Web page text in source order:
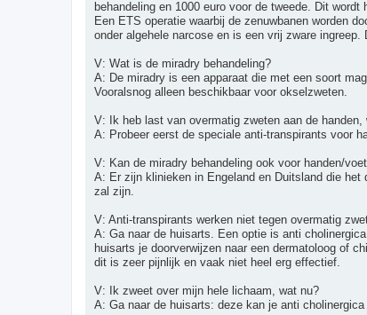
behandeling en 1000 euro voor de tweede. Dit wordt
Een ETS operatie waarbij de zenuwbanen worden
onder algehele narcose en is een vrij zware
V: Wat is de miradry behandeling?
A: De miradry is een apparaat die met een soort
Vooralsnog alleen beschikbaar voor okselzweten.
V: Ik heb last van overmatig zweten aan de handen,
A: Probeer eerst de speciale anti-transpirants voor
V: Kan de miradry behandeling ook voor handen/
A: Er zijn klinieken in Engeland en Duitsland die
zal zijn.
V: Anti-transpirants werken niet tegen overmatig
A: Ga naar de huisarts. Een optie is anti
huisarts je doorverwijzen naar een dermatoloog of
dit is zeer pijnlijk en vaak niet heel erg effectief.
V: Ik zweet over mijn hele lichaam, wat nu?
A: Ga naar de huisarts: deze kan je anti